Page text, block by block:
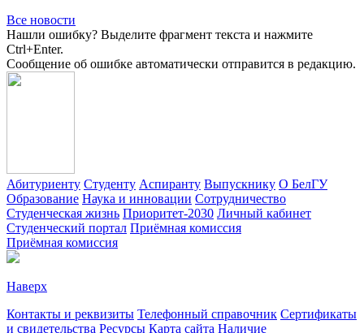
Все новости
Нашли ошибку? Выделите фрагмент текста и нажмите
Ctrl+Enter.
Сообщение об ошибке автоматически отправится в редакцию.
Абитуриенту Студенту Аспиранту Выпускнику О БелГУ
Образование Наука и инновации Сотрудничество
Студенческая жизнь Приоритет-2030 Личный кабинет
Студенческий портал Приёмная комиссия
Приёмная комиссия
Наверх
Контакты и реквизиты Телефонный справочник Сертификаты
и свидетельства Ресурсы Карта сайта Наличие